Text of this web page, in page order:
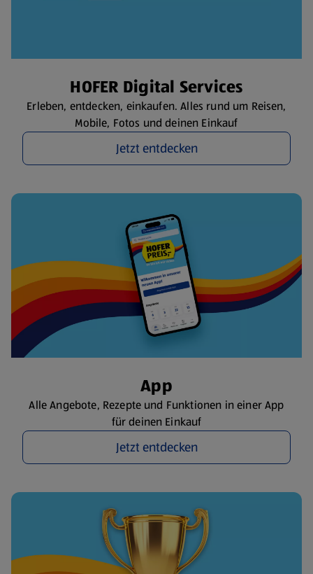
HOFER Digital Services
Erleben, entdecken, einkaufen. Alles rund um Reisen,
Mobile, Fotos und deinen Einkauf
Jetzt entdecken
App
Alle Angebote, Rezepte und Funktionen in einer App
für deinen Einkauf
Jetzt entdecken